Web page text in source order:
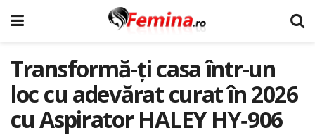
Transformă-ți casa într-un
loc cu adevărat curat în 2026
cu Aspirator HALEY HY‑906